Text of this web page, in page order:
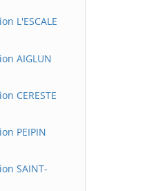
L'ESCALE
AIGLUN
CERESTE
PEIPIN
SAINT-